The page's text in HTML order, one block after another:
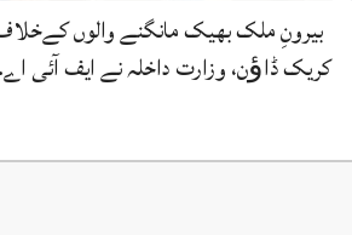
بیرونِ ملک بھیک مانگنے والوں
کریک ڈاﺅن، وزارت داخلہ نے ایف آئی